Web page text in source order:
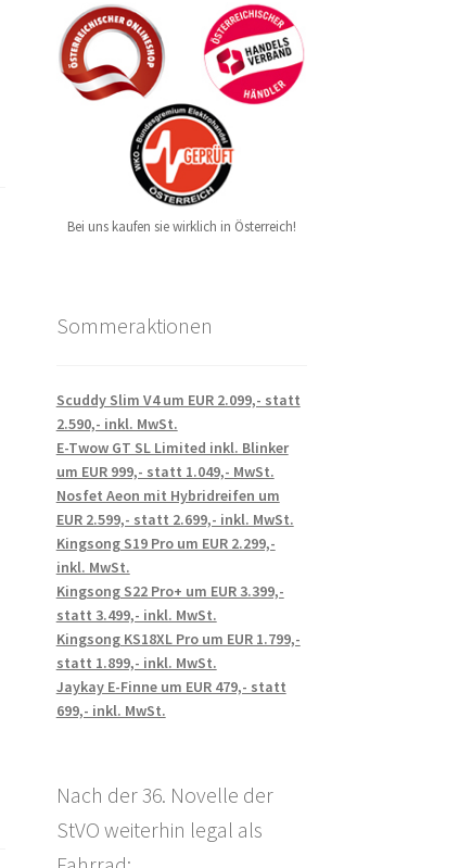
Bei uns kaufen sie wirklich in Österreich!
Sommeraktionen
Scuddy Slim V4 um EUR 2.099,- statt
2.590,- inkl. MwSt.
E-Twow GT SL Limited inkl. Blinker
um EUR 999,- statt 1.049,- MwSt.
Nosfet Aeon mit Hybridreifen um
EUR 2.599,- statt 2.699,- inkl. MwSt.
Kingsong S19 Pro um EUR 2.299,-
inkl. MwSt.
Kingsong S22 Pro+ um EUR 3.399,-
statt 3.499,- inkl. MwSt.
Kingsong KS18XL Pro um EUR 1.799,-
statt 1.899,- inkl. MwSt.
Jaykay E-Finne um EUR 479,- statt
699,- inkl. MwSt.
Nach der 36. Novelle der
StVO weiterhin legal als